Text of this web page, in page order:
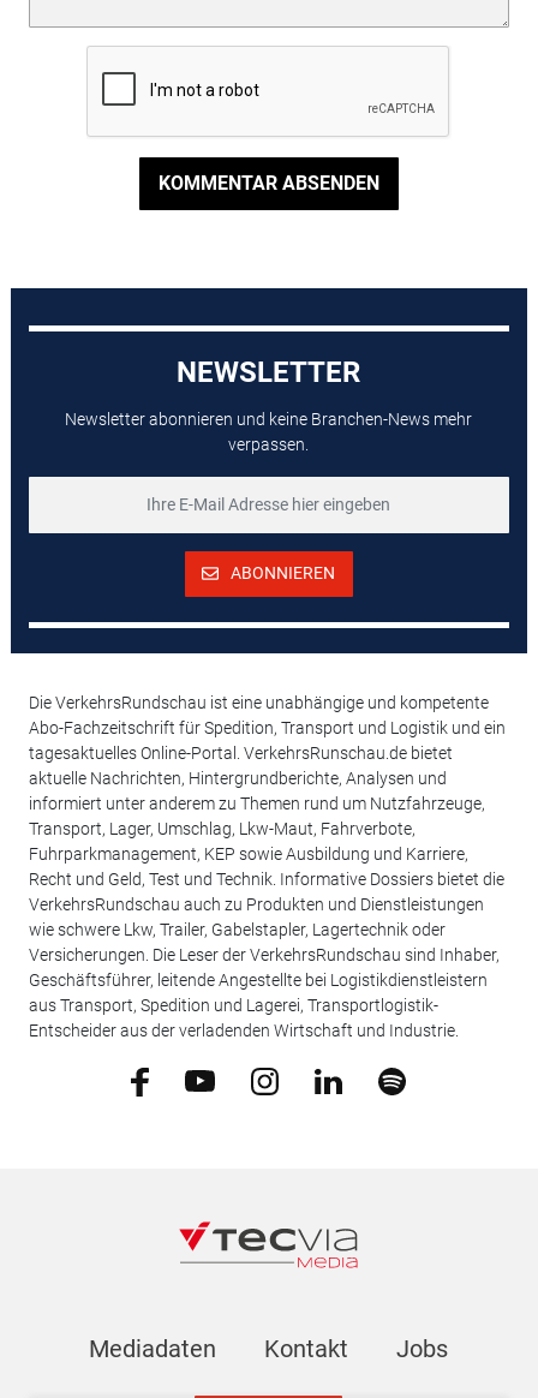
KOMMENTAR ABSENDEN
NEWSLETTER
Newsletter abonnieren und keine Branchen-News mehr
verpassen.
ABONNIEREN
Die VerkehrsRundschau ist eine unabhängige und kompetente
Abo-Fachzeitschrift für Spedition, Transport und Logistik und ein
tagesaktuelles Online-Portal. VerkehrsRunschau.de bietet
aktuelle Nachrichten, Hintergrundberichte, Analysen und
informiert unter anderem zu Themen rund um Nutzfahrzeuge,
Transport, Lager, Umschlag, Lkw-Maut, Fahrverbote,
Fuhrparkmanagement, KEP sowie Ausbildung und Karriere,
Recht und Geld, Test und Technik. Informative Dossiers bietet die
VerkehrsRundschau auch zu Produkten und Dienstleistungen
wie schwere Lkw, Trailer, Gabelstapler, Lagertechnik oder
Versicherungen. Die Leser der VerkehrsRundschau sind Inhaber,
Geschäftsführer, leitende Angestellte bei Logistikdienstleistern
aus Transport, Spedition und Lagerei, Transportlogistik-
Entscheider aus der verladenden Wirtschaft und Industrie.
Mediadaten Kontakt Jobs